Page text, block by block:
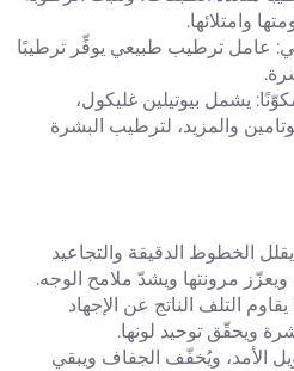
وامتلائها.
عامل ترطيب طبيعي يوفِّر ترطيبًا
ترطيب مكوّن من ١١ مكوّنًا: يشمل بيوتيلين غليكول،
والمزيد، لترطيب البشرة
الخطوط الدقيقة والتجاعيد
مرونتها ويشدّ ملامح الوجه.
التلف الناتج عن الإجهاد
ويحقّق توحيد لونها.
الأمد، ويُخفّف الجفاف ويبقي